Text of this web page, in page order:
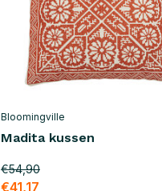
Bloomingville
Madita kussen
€54,90
€41,17